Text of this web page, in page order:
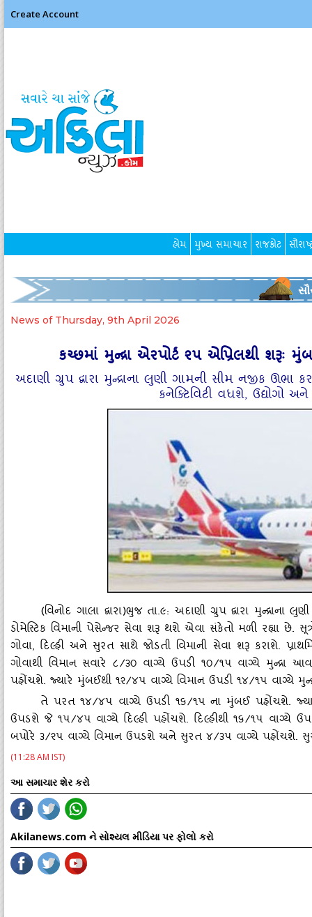
Create Account
હોમ મુખ્ય સમાચાર રાજકોટ
News of Thursday, 9th April 2026
કચ્‍છમાં મુન્‍દ્રા એરપોર્ટ ૨૫ એપ્રિલથી શરૂઃ
અદાણી ગ્રુપ દ્વારા મુન્‍દ્રાના લુણી ગામની સીમ નજીક ઊભા
કનેક્‍ટિવિટી વધશે, ઉદ્યોગો
(વિનોદ ગાલા દ્વારા)ભુજ તા.૯: અદાણી ગ્રુપ દ્વારા
ડોમેસ્‍ટિક વિમાની પેસેન્‍જર સેવા શરૂ થશે એવા સંકેતો મળી રહ્યા છે.
ગોવા, દિલ્‍હી અને સુરત સાથે જોડતી વિમાની સેવા શરૂ કરાશે.
ગોવાથી વિમાન સવારે ૮/૩૦ વાગ્‍યે ઉપડી ૧૦/૧૫ વાગ્‍યે
પહોંચશે. જ્‍યારે મુંબઈથી ૧૨/૪૫ વાગ્‍યે વિમાન ઉપડી ૧૪/૧૫ વાગ્‍યે
તે પરત ૧૪/૪૫ વાગ્‍યે ઉપડી ૧૬/૧૫ ના મુંબઈ પહોંચશે. જ્‍યારે
ઉપડશે જે ૧૫/૪૫ વાગ્‍યે દિલ્‍હી પહોંચશે. દિલ્‍હીથી ૧૬/૧૫ વાગ્‍યે
બપોરે ૩/૨૫ વાગ્‍યે વિમાન ઉપડશે અને સુરત ૪/૩૫ વાગ્‍યે પહોંચશે.
(11:28 AM IST)
આ સમાચાર શેર કરો
Akilanews.com ને સોશ્યલ મીડિયા પર ફોલો કરો